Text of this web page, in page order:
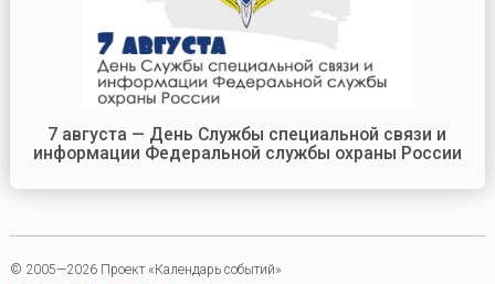
7 августа — День Службы специальной связи и
информации Федеральной службы охраны России
© 2005—2026 Проект «Календарь событий»